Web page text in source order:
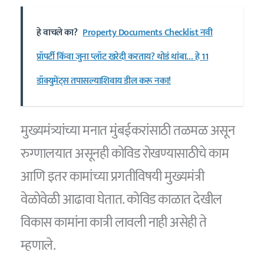
हे वाचले का? Property Documents Checklist नवी
प्रॉपर्टी किंवा जुना प्लॉट खरेदी करताय? थोडं थांबा… हे 11
डॉक्युमेंट्स तपासल्याशिवाय डील करू नका!
मुख्यमंत्र्यांच्या मनात मुंबईकरांसाठी तळमळ असून
रुग्णालयात असूनही कोविड रोखण्यासाठीचे काम
आणि इतर कामांच्या प्रगतीविषयी मुख्यमंत्री
वेळोवेळी आढावा घेतात. कोविड काळात देखील
विकास कामांना कात्री लावली नाही असेही ते
म्हणाले.